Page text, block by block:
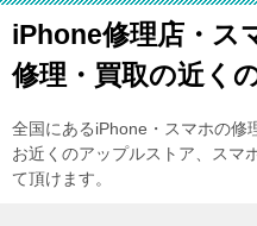
iPhone修理店・ス
修理・買取の近く
全国にあるiPhone・スマホの修
お近くのアップルストア、スマ
て頂けます。